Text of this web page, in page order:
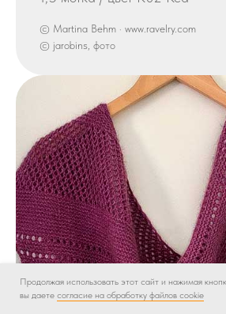
© Martina Behm · www.ravelry.com
© jarobins, фото
Продолжая использовать этот сайт и нажимая
вы даете согласие на обработку файлов cookie